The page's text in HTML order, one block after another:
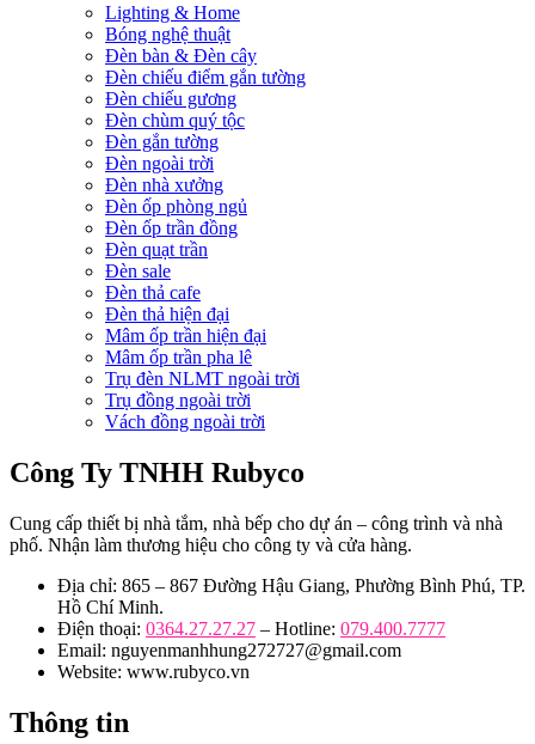
Lighting & Home
Bóng nghệ thuật
Đèn bàn & Đèn cây
Đèn chiếu điểm gắn tường
Đèn chiếu gương
Đèn chùm quý tộc
Đèn gắn tường
Đèn ngoài trời
Đèn nhà xưởng
Đèn ốp phòng ngủ
Đèn ốp trần đồng
Đèn quạt trần
Đèn sale
Đèn thả cafe
Đèn thả hiện đại
Mâm ốp trần hiện đại
Mâm ốp trần pha lê
Trụ đèn NLMT ngoài trời
Trụ đồng ngoài trời
Vách đồng ngoài trời
Công Ty TNHH Rubyco
Cung cấp thiết bị nhà tắm, nhà bếp cho dự án – công trình và nhà
phố. Nhận làm thương hiệu cho công ty và cửa hàng.
Địa chỉ: 865 – 867 Đường Hậu Giang, Phường Bình Phú, TP.
Hồ Chí Minh.
Điện thoại: 0364.27.27.27 – Hotline: 079.400.7777
Email: nguyenmanhhung272727@gmail.com
Website: www.rubyco.vn
Thông tin